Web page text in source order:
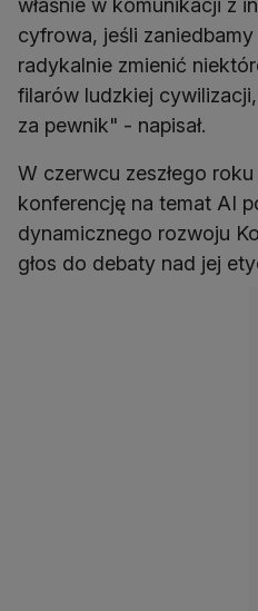
właśnie w komunikacji z
cyfrowa, jeśli
radykalnie zmienić
filarów ludzkiej
za pewnik" - napisał.
W czerwcu zeszłego roku
konferencję na temat AI
dynamicznego rozwoju
głos do debaty nad jej